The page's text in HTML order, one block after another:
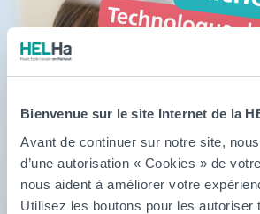
Bienvenue sur le site Internet de la
Avant de continuer sur notre site,
d’une autorisation « Cookies » de
nous aident à améliorer votre
Utilisez les boutons pour les autoriser